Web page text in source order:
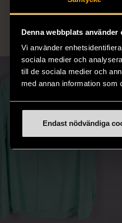
Denna webbplats använder
Vi använder
sociala medier och
till de sociala medier och
med annan information som
Endast nödvändiga
eller annat